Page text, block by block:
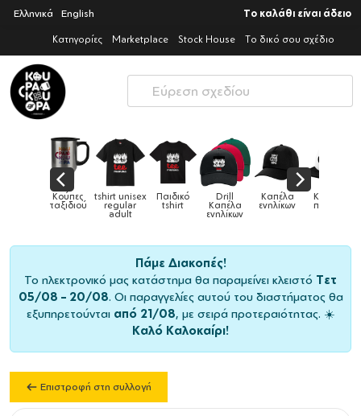
Ελληνικά English Το καλάθι είναι άδειο
Κατηγορίες Marketplace Stock House Το δικό σου σχέδιο
tshirt unisex
regular
Παιδικό
tshirt
Drill
Καπέλα
ενηλίκων
Καπέλα
ενηλίκων
Καπέλα
παιδικά Κούπες
Πάμε Διακοπές!
Το ηλεκτρονικό μας κατάστημα θα παραμείνει κλειστό Τετ
05/08 – 20/08. Οι παραγγελίες αυτού του διαστήματος θα
εξυπηρετούνται από 21/08, με σειρά προτεραιότητας. ☀️
Καλό Καλοκαίρι!
Επιστροφή στη συλλογή